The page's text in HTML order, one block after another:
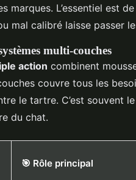
marques. L’essentiel est
mal calibré laisse passer
multi-couches
action combinent
couvre tous les
le tartre. C’est souvent
du chat.
🎯 Rôle principal